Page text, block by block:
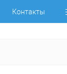
Контакты